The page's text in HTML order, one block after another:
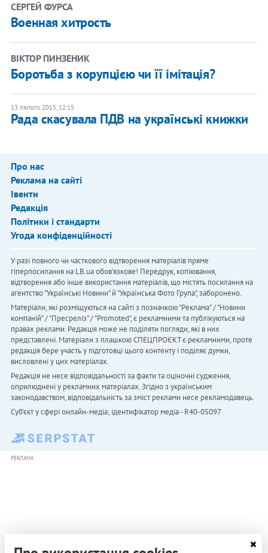
СЕРГЕЙ ФУРСА
Военная хитрость
ВІКТОР ПИНЗЕНИК
Боротьба з корупцією чи її імітація?
13 лютого 2015, 12:15
Рада скасувала ПДВ на українські книжки
Про нас
Реклама на сайті
Івенти
Редакція
Політики і стандарти
Угода конфіденційності
У разі повного чи часткового відтворення матеріалів пряме
гіперпосилання на LB.ua обов'язкове! Передрук, копіювання,
відтворення або інше використання матеріалів, що містять посилання на
агентство "Українськi Новини" й "Українська Фото Група", заборонено.
Матеріали, які розміщуються на сайті з позначкою "Реклама" / "Новини
компаній" / "Пресреліз" / "Promoted", є рекламними та публікуються на
правах реклами. Редакція може не поділяти погляди, які в них
представлені. Матеріали з плашкою СПЕЦПРОЄКТ є рекламними, проте
редакція бере участь у підготовці цього контенту і поділяє думки,
висловлені у цих матеріалах.
Редакція не несе відповідальності за факти та оціночні судження,
оприлюднені у рекламних матеріалах. Згідно з українським
законодавством, відповідальність за зміст реклами несе рекламодавець.
Cуб'єкт у сфері онлайн-медіа; ідентифікатор медіа - R40-05097
РЕКЛАМА